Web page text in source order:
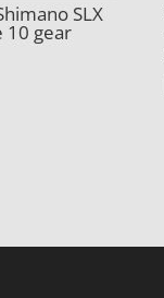
SLX
10 gear